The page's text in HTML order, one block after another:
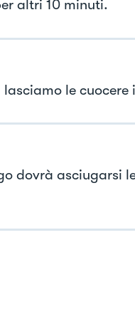
altri 10 minuti.
le cuocere
dovrà asciugarsi